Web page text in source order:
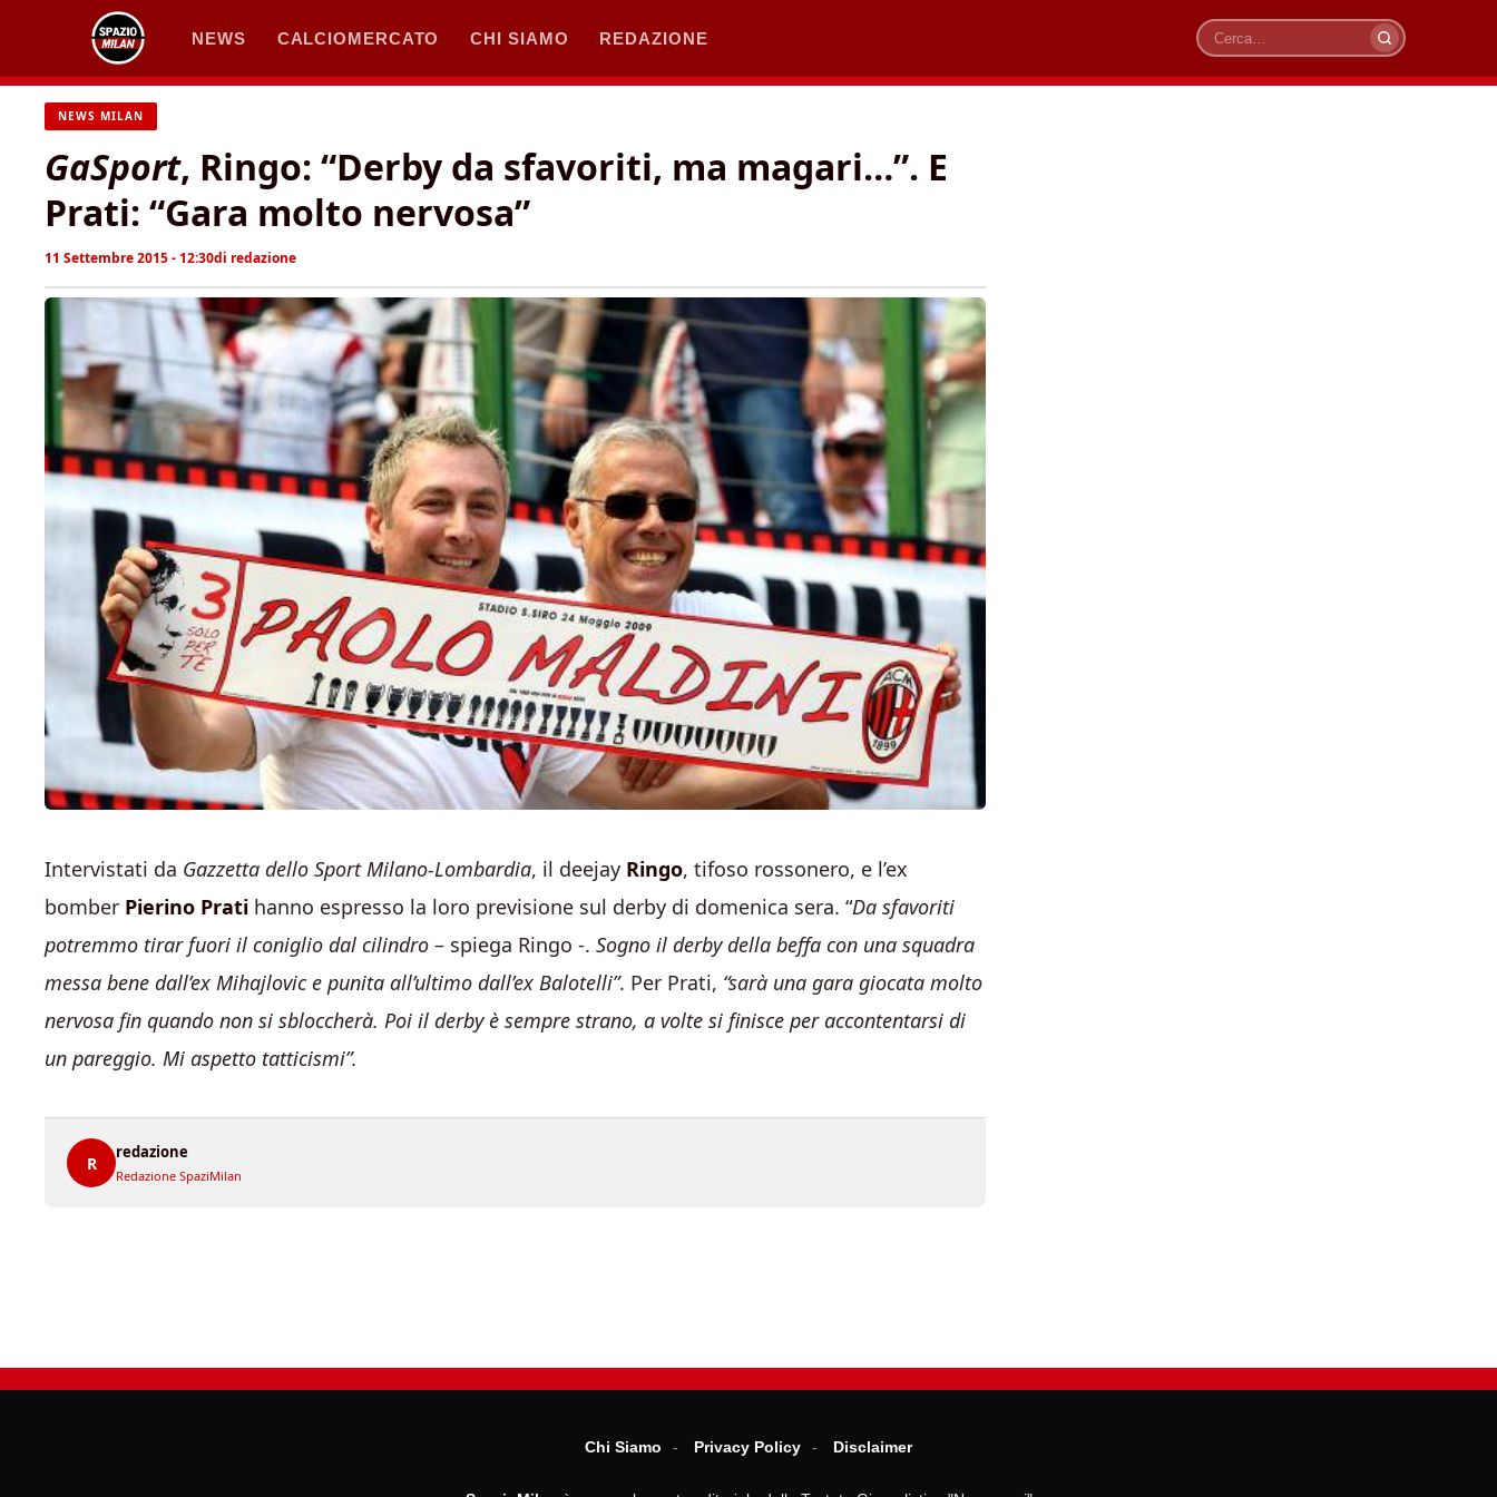
contenuto
NEWS CALCIOMERCATO CHI SIAMO REDAZIONE
Cerca
NEWS MILAN
GaSport, Ringo: “Derby da sfavoriti, ma magari…”. E
Prati: “Gara molto nervosa”
11 Settembre 2015 - 12:30di redazione
Intervistati da Gazzetta dello Sport Milano-Lombardia, il deejay Ringo, tifoso rossonero, e l’ex
bomber Pierino Prati hanno espresso la loro previsione sul derby di domenica sera. “Da sfavoriti
potremmo tirar fuori il coniglio dal cilindro – spiega Ringo -. Sogno il derby della beffa con una squadra
messa bene dall’ex Mihajlovic e punita all’ultimo dall’ex Balotelli”. Per Prati, “sarà una gara giocata molto
nervosa fin quando non si sbloccherà. Poi il derby è sempre strano, a volte si finisce per accontentarsi di
un pareggio. Mi aspetto tatticismi”.
R
redazione
Redazione SpaziMilan
Chi Siamo Privacy Policy Disclaimer